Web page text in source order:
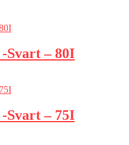
Svart – 80I
Svart – 75I